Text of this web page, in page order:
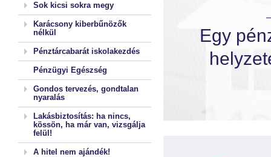
Sok kicsi sokra megy
Karácsony kiberbűnözők
nélkül
Pénztárcabarát iskolakezdés
Pénzügyi Egészség
Gondos tervezés, gondtalan
nyaralás
Lakásbiztosítás: ha nincs,
kössön, ha már van, vizsgálja
felül!
A hitel nem ajándék!
Egy